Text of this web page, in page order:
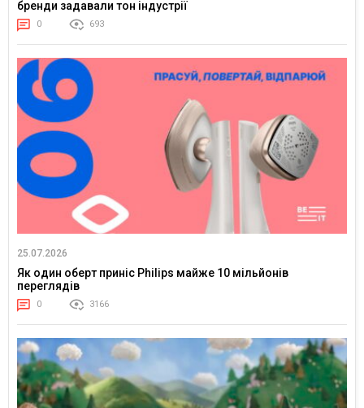
бренди задавали тон індустрії
0 693
25.07.2026
Як один оберт приніс Philips майже 10 мільйонів
переглядів
0 3166